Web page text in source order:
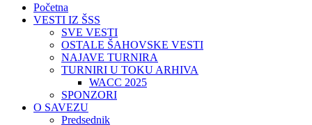
Početna
VESTI IZ ŠSS
SVE VESTI
OSTALE ŠAHOVSKE VESTI
NAJAVE TURNIRA
TURNIRI U TOKU ARHIVA
WACC 2025
SPONZORI
O SAVEZU
Predsednik